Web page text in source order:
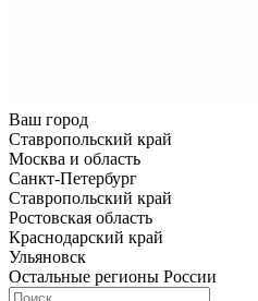
Ваш город
Ставропольский край
Москва и область
Санкт-Петербург
Ставропольский край
Ростовская область
Краснодарский край
Ульяновск
Остальные регионы России